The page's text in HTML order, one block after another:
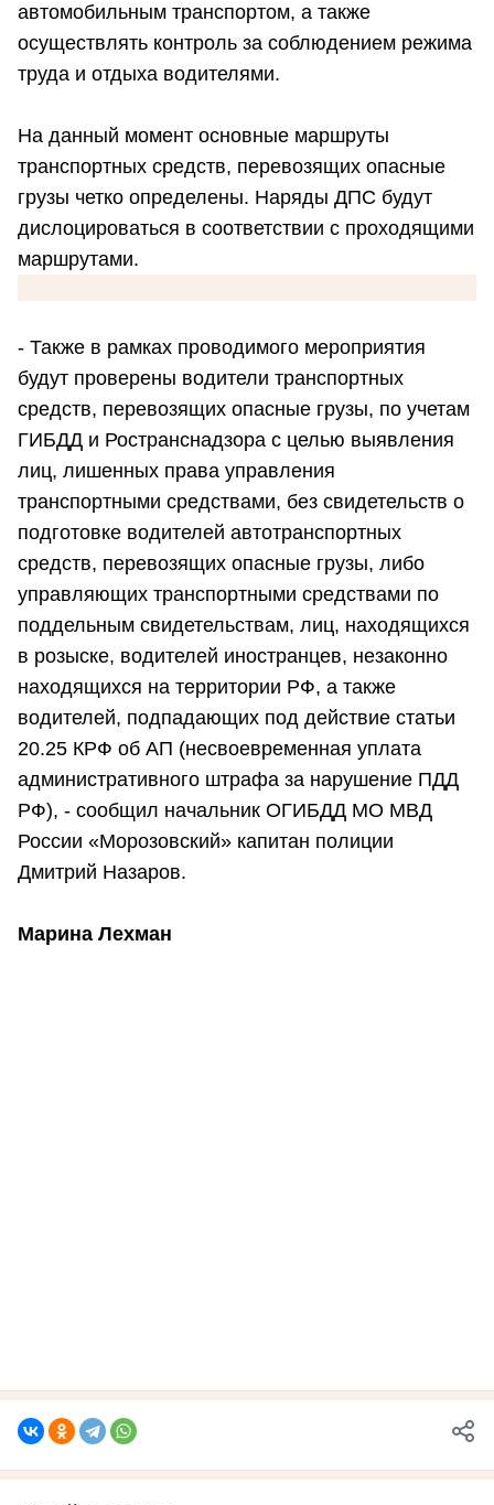
автомобильным транспортом, а также
осуществлять контроль за соблюдением режима
труда и отдыха водителями.
На данный момент основные маршруты
транспортных средств, перевозящих опасные
грузы четко определены. Наряды ДПС будут
дислоцироваться в соответствии с проходящими
маршрутами.
- Также в рамках проводимого мероприятия
будут проверены водители транспортных
средств, перевозящих опасные грузы, по учетам
ГИБДД и Ространснадзора с целью выявления
лиц, лишенных права управления
транспортными средствами, без свидетельств о
подготовке водителей автотранспортных
средств, перевозящих опасные грузы, либо
управляющих транспортными средствами по
поддельным свидетельствам, лиц, находящихся
в розыске, водителей иностранцев, незаконно
находящихся на территории РФ, а также
водителей, подпадающих под действие статьи
20.25 КРФ об АП (несвоевременная уплата
административного штрафа за нарушение ПДД
РФ), - сообщил начальник ОГИБДД МО МВД
России «Морозовский» капитан полиции
Дмитрий Назаров.
Марина Лехман